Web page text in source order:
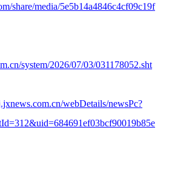
share/media/5e5b14a4846c4cf09c19f
system/2026/07/03/031178052.sht
webDetails/newsPc?